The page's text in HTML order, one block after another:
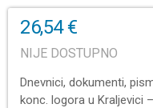
26,54 €
NIJE DOSTUPNO
Dnevnici, dokumenti,
konc. logora u Kraljevici